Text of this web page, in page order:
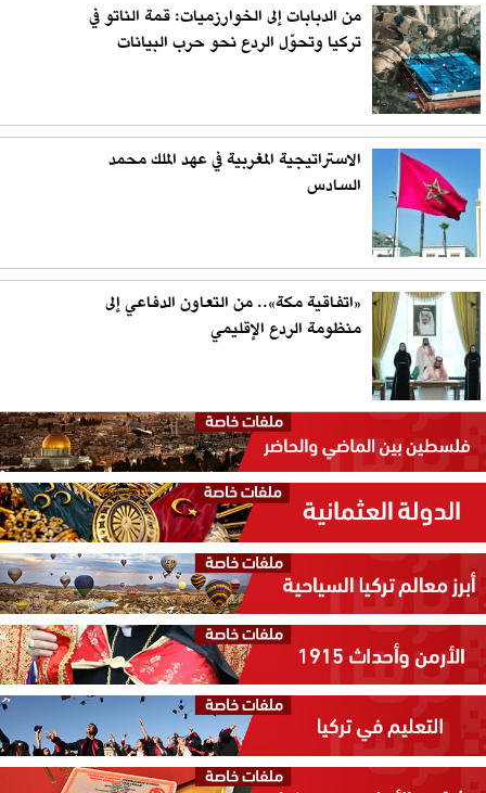
من الدبابات إلى الخوارزميات: قمة الناتو في
تركيا وتحوّل الردع نحو حرب البيانات
الاستراتيجية المغربية في عهد الملك محمد
السادس
«اتفاقية مكة».. من التعاون الدفاعي إلى
منظومة الردع الإقليمي